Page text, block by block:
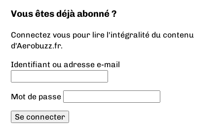
Vous êtes déjà abonné ?
Connectez vous pour lire l'intégralité du contenu
d'Aerobuzz.fr.
Identifiant ou adresse e-mail
Mot de passe